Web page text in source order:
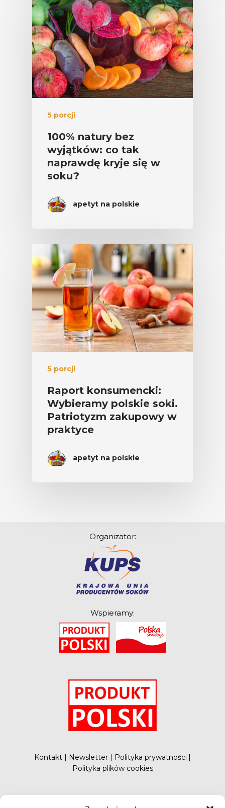
5 porcji
100% natury bez
wyjątków: co tak
naprawdę kryje się w
soku?
apetyt na polskie
5 porcji
Raport konsumencki:
Wybieramy polskie soki.
Patriotyzm zakupowy w
praktyce
apetyt na polskie
Organizator:
Wspieramy:
Kontakt Newsletter Polityka prywatności |
Polityka plików cookies